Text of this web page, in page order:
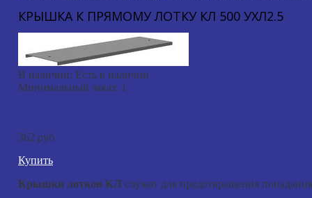
КРЫШКА К ПРЯМОМУ ЛОТКУ КЛ 500 УХЛ2.5
В наличии: Есть в наличии
Минимальный заказ: 1
362 руб
Купить
Крышки лотков КЛ служат для предотвращения